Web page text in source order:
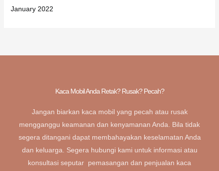
January 2022
Kaca Mobil Anda Retak? Rusak? Pecah?
Jangan biarkan kaca mobil yang pecah atau rusak
mengganggu keamanan dan kenyamanan Anda. Bila tidak
segera ditangani dapat membahayakan keselamatan Anda
dan keluarga. Segera hubungi kami untuk informasi atau
konsultasi seputar pemasangan dan penjualan kaca